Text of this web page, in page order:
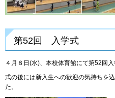
第52回 入学式
４月８日(水)、本校体育館にて第52回入
式の後には新入生への歓迎の気持ちを
た。